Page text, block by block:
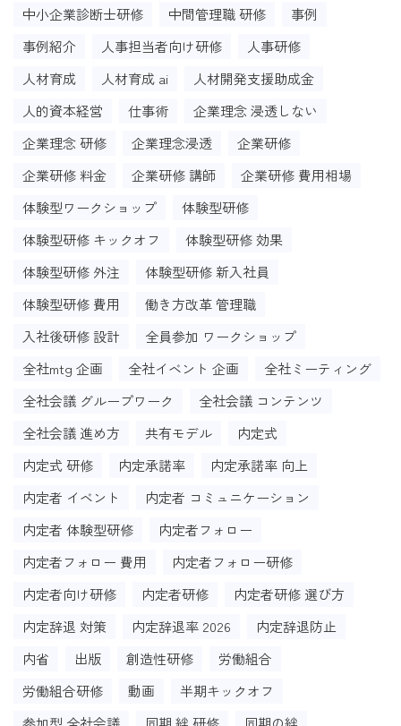
中小企業診断士研修
中間管理職 研修
事例
事例紹介
人事担当者向け研修
人事研修
人材育成
人材育成 ai
人材開発支援助成金
人的資本経営
仕事術
企業理念 浸透しない
企業理念 研修
企業理念浸透
企業研修
企業研修 料金
企業研修 講師
企業研修 費用相場
体験型ワークショップ
体験型研修
体験型研修 キックオフ
体験型研修 効果
体験型研修 外注
体験型研修 新入社員
体験型研修 費用
働き方改革 管理職
入社後研修 設計
全員参加 ワークショップ
全社mtg 企画
全社イベント 企画
全社ミーティング
全社会議 グループワーク
全社会議 コンテンツ
全社会議 進め方
共有モデル
内定式
内定式 研修
内定承諾率
内定承諾率 向上
内定者 イベント
内定者 コミュニケーション
内定者 体験型研修
内定者フォロー
内定者フォロー 費用
内定者フォロー研修
内定者向け研修
内定者研修
内定者研修 選び方
内定辞退 対策
内定辞退率 2026
内定辞退防止
内省
出版 創造性研修
労働組合
労働組合研修
動画
半期キックオフ